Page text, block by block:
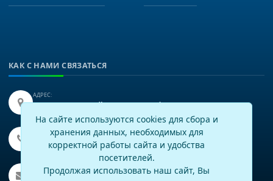
КАК С НАМИ СВЯЗАТЬСЯ
АДРЕС:
Иркутск, улица Байкальская 249, офис 225.
ТЕЛЕФОН:
+7(3952)43-60-16
EMAIL:
info@virtech.ru
На сайте используются cookies для сбора и
хранения данных, необходимых для
корректной работы сайта и удобства
посетителей.
Продолжая использовать наш сайт, Вы